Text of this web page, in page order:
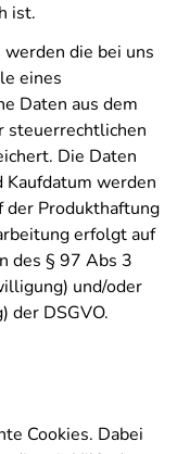
ist.
werden die bei uns
eines
Daten aus dem
steuerrechtlichen
Die Daten
Kaufdatum werden
der Produkthaftung
erfolgt auf
des § 97 Abs 3
und/oder
der DSGVO.
Cookies. Dabei